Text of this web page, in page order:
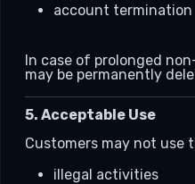
account termination
In case of prolonged
may be permanently
5. Acceptable Use
Customers may not use
illegal activities